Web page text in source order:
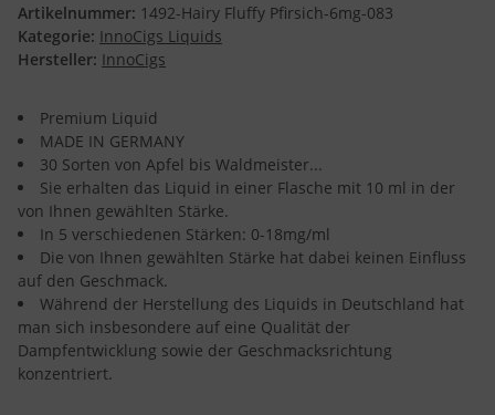
Artikelnummer: 1492-Hairy Fluffy Pfirsich-6mg-083
Kategorie: InnoCigs Liquids
Hersteller: InnoCigs
Premium Liquid
MADE IN GERMANY
30 Sorten von Apfel bis Waldmeister...
Sie erhalten das Liquid in einer Flasche mit 10 ml in der
von Ihnen gewählten Stärke.
In 5 verschiedenen Stärken: 0-18mg/ml
Die von Ihnen gewählten Stärke hat dabei keinen Einfluss
auf den Geschmack.
Während der Herstellung des Liquids in Deutschland hat
man sich insbesondere auf eine Qualität der
Dampfentwicklung sowie der Geschmacksrichtung
konzentriert.